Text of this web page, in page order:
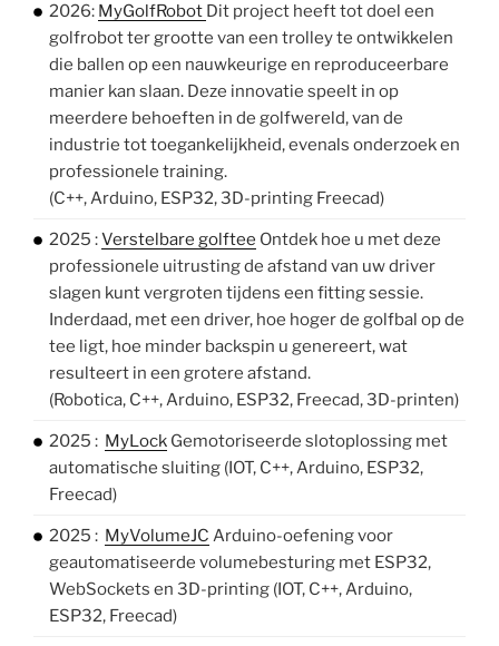
2026: MyGolfRobot Dit project heeft tot doel een
golfrobot ter grootte van een trolley te ontwikkelen
die ballen op een nauwkeurige en reproduceerbare
manier kan slaan. Deze innovatie speelt in op
meerdere behoeften in de golfwereld, van de
industrie tot toegankelijkheid, evenals onderzoek en
professionele training.
(C++, Arduino, ESP32, 3D-printing Freecad)
2025 :Verstelbare golftee Ontdek hoe u met deze
professionele uitrusting de afstand van uw driver
slagen kunt vergroten tijdens een fitting sessie.
Inderdaad, met een driver, hoe hoger de golfbal op de
tee ligt, hoe minder backspin u genereert, wat
resulteert in een grotere afstand.
(Robotica, C++, Arduino, ESP32, Freecad, 3D-printen)
2025 : MyLock Gemotoriseerde slotoplossing met
automatische sluiting (IOT, C++, Arduino, ESP32,
Freecad)
2025 : MyVolumeJC Arduino-oefening voor
geautomatiseerde volumebesturing met ESP32,
WebSockets en 3D-printing (IOT, C++, Arduino,
ESP32, Freecad)